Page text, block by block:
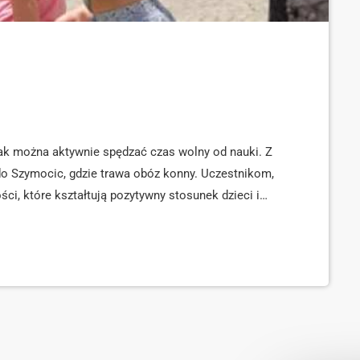
można aktywnie spędzać czas wolny od nauki. Z
Szymocic, gdzie trawa obóz konny. Uczestnikom,
które kształtują pozytywny stosunek dzieci i
instruktor jeździectwa. [jwplayer